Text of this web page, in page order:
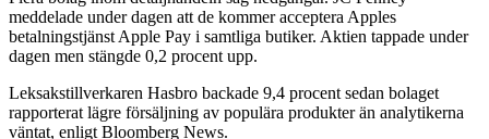
meddelade under dagen att de kommer acceptera Apples
betalningstjänst Apple Pay i samtliga butiker. Aktien tappade under
dagen men stängde 0,2 procent upp.
Leksakstillverkaren Hasbro backade 9,4 procent sedan bolaget
rapporterat lägre försäljning av populära produkter än analytikerna
väntat, enligt Bloomberg News.